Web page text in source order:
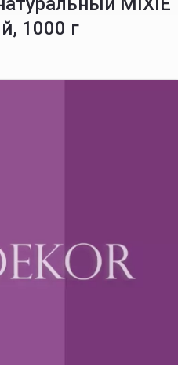
1000 г